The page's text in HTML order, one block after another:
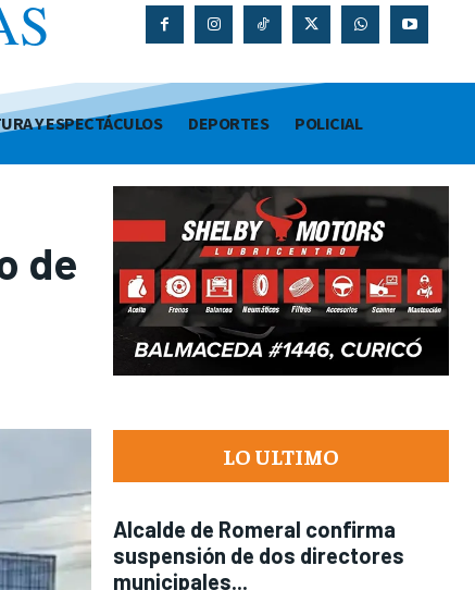
Y ESPECTÁCULOS DEPORTES POLICIAL
de
LO ULTIMO
Alcalde de Romeral confirma
suspensión de dos directores
municipales...